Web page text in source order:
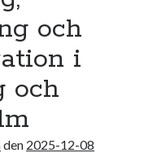
och
i
och
den 2025-12-08